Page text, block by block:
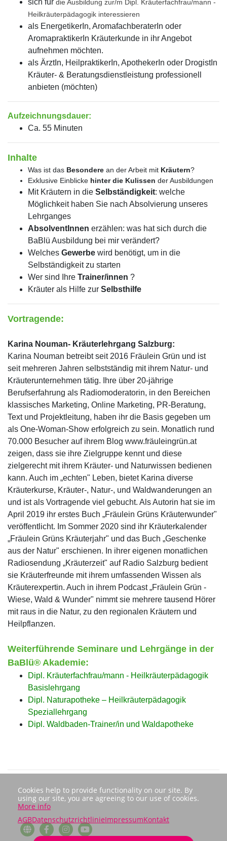
sich für die Ausbildung zur/m Dipl. Kräuterfachfrau/mann -
Heilkräuterpädagogik interessieren
als EnergetikerIn, AromafachberaterIn oder
AromapraktikerIn Kräuterkunde in ihr Angebot
aufnehmen möchten.
als ÄrztIn, HeilpraktikerIn, ApothekerIn oder DrogistIn
Kräuter- & Beratungsdienstleistung professionell
anbieten (möchten)
Aufzeichnungsdauer:
Ca. 55 Minuten
Inhalte
Was ist das Besondere an der Arbeit mit Kräutern?
Exklusive Einblicke hinter die Kulissen der Ausbildungen
Mit Kräutern in die Selbständigkeit: welche
Möglichkeit haben Sie nach Absolvierung unseres
Lehrganges
AbsolventInnen erzählen: was hat sich durch die
BaBlü Ausbildung bei mir verändert?
Welches Gewerbe wird benötigt, um in die
Selbständigkeit zu starten
Wer sind Ihre Trainer/innen ?
Kräuter als Hilfe zur Selbsthilfe
Vortragende:
Karina Nouman- Kräuterlehrgang Salzburg:
Karina Nouman betreibt seit 2016 Fräulein Grün und ist
seit mehreren Jahren selbstständig mit ihrem Natur- und
Kräuterunternehmen tätig. Ihre über 20-jährige
Berufserfahrung als Radiomoderatorin, in den Bereichen
klassisches Marketing, Online Marketing, PR-Beratung,
Text und Projektleitung, haben ihr die Basis gegeben um
als One-Woman-Show erfolgreich zu sein. Monatlich rund
70.000 Besucher auf ihrem Blog www.fräuleingrün.at
zeigen, dass sie ihre Zielgruppe kennt und diese
zielgerecht mit ihrem Kräuter- und Naturwissen bedienen
kann. Auch im „echten" Leben, bietet Karina diverse
Kräuterkurse, Kräuter-, Natur-, und Waldwanderungen an
und ist als Vortragende viel gebucht. Als Autorin hat sie im
April 2019 ihr erstes Buch „Fräulein Grüns Kräuterwunder"
veröffentlicht. Im Sommer 2020 sind ihr Kräuterkalender
„Fräulein Grüns Kräuterjahr" und das Buch „Geschenke
aus der Natur" erschienen. In ihrer eigenen monatlichen
Radiosendung „Kräuterzeit" auf Radio Salzburg bedient
sie Kräuterfreunde mit ihrem umfassenden Wissen als
Kräuterexpertin. Auch in ihrem Podcast „Fräulein Grün -
Wiese, Wald & Wunder" nimmt sie mehrere tausend Hörer
mit raus in die Natur, zu den regionalen Kräutern und
Heilpflanzen.
Weiterführende Seminare und Lehrgänge in der
BaBlü® Akademie:
Dipl. Kräuterfachfrau/mann - Heilkräuterpädagogik
Basislehrgang
Dipl. Naturapotheke – Heilkräuterpädagogik
Speziallehrgang
Dipl. Waldbaden-Trainer/in und Waldapotheke
Cookies help to provide functionality on our site. By
using our site, you are agreeing to our use of cookies.
More info
AGBDatenschutzrichtlinieImpressumKontakt